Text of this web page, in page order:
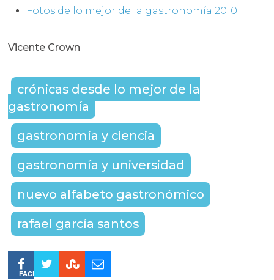
Fotos de lo mejor de la gastronomía 2010
Vicente Crown
crónicas desde lo mejor de la
gastronomía
gastronomía y ciencia
gastronomía y universidad
nuevo alfabeto gastronómico
rafael garcía santos
FACEBOOK